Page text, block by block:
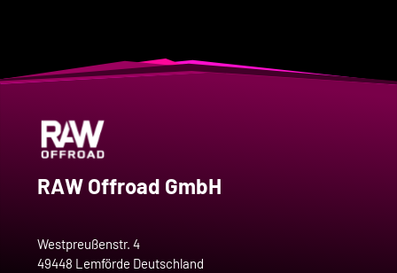
RAW Offroad GmbH
Westpreußenstr. 4
49448 Lemförde Deutschland